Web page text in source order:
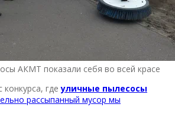
АКМТ показали себя во всей красе
конкурса, гдеуличные пылесосы
рассыпанный мусор мы